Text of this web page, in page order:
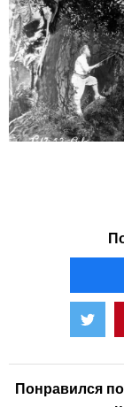
Понравился